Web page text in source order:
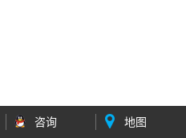
咨询 地图